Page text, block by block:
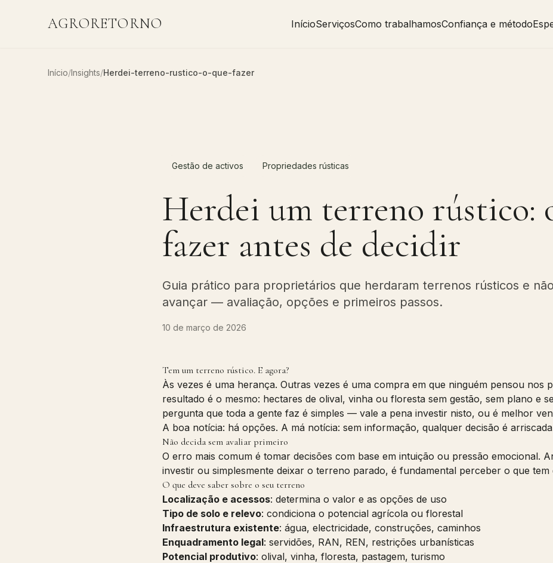
AGRORETORNO InícioServiçosComo trabalhamosConfiança e método
Início/Insights/Herdei-terreno-rustico-o-que-fazer
Gestão de activos Propriedades rústicas
Herdei um terreno rústico:
fazer antes de decidir
Guia prático para proprietários que herdaram terrenos rústicos e
avançar — avaliação, opções e primeiros passos.
10 de março de 2026
Tem um terreno rústico. E agora?
Às vezes é uma herança. Outras vezes é uma compra em que ninguém pensou nos
resultado é o mesmo: hectares de olival, vinha ou floresta sem gestão, sem plano e
pergunta que toda a gente faz é simples — vale a pena investir nisto, ou é melhor
A boa notícia: há opções. A má notícia: sem informação, qualquer decisão é
Não decida sem avaliar primeiro
O erro mais comum é tomar decisões com base em intuição ou pressão emocional.
investir ou simplesmente deixar o terreno parado, é fundamental perceber o que tem
O que deve saber sobre o seu terreno
Localização e acessos: determina o valor e as opções de uso
Tipo de solo e relevo: condiciona o potencial agrícola ou florestal
Infraestrutura existente: água, electricidade, construções, caminhos
Enquadramento legal: servidões, RAN, REN, restrições urbanísticas
Potencial produtivo: olival, vinha, floresta, pastagem, turismo